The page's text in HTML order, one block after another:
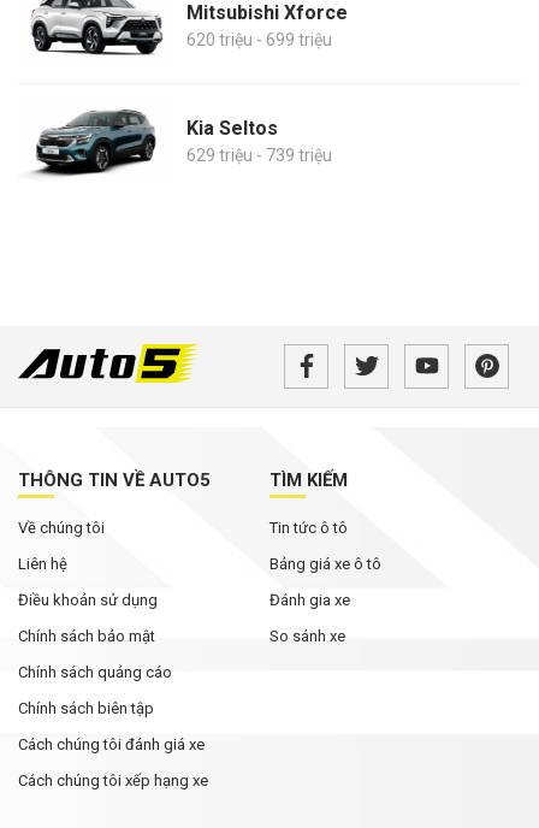
Mitsubishi Xforce
620 triệu - 699 triệu
Kia Seltos
629 triệu - 739 triệu
THÔNG TIN VỀ AUTO5
Về chúng tôi
Liên hệ
Điều khoản sử dụng
Chính sách bảo mật
Chính sách quảng cáo
Chính sách biên tập
Cách chúng tôi đánh giá xe
Cách chúng tôi xếp hạng xe
TÌM KIẾM
Tin tức ô tô
Bảng giá xe ô tô
Đánh gia xe
So sánh xe